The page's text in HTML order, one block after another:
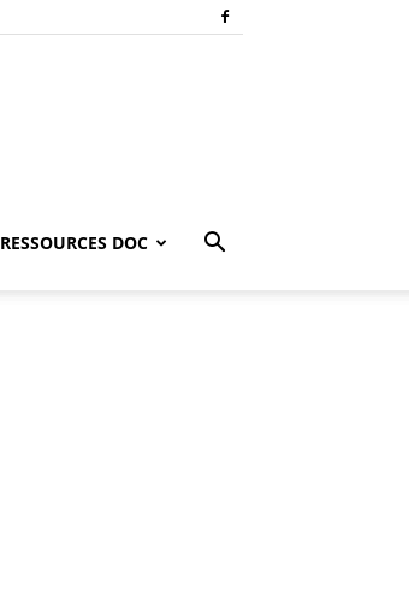
RESSOURCES DOC